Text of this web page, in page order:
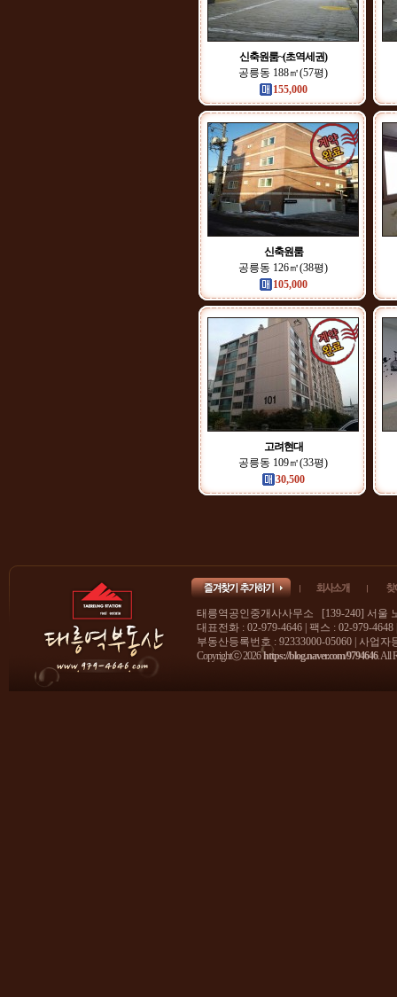
신축원룸~(초역세권)
공릉동 188㎡(57평)
155,000
신축원룸
공릉동 126㎡(38평)
105,000
고려현대
공릉동 109㎡(33평)
30,500
태릉역공인중개사사무소 [139-240] 서울
대표전화 : 02-979-4646 | 팩스 : 02-979-4648
부동산등록번호 : 92333000-05060 | 사업
Copyrightⓒ 2026 https://blog.naver.com/9794646. All